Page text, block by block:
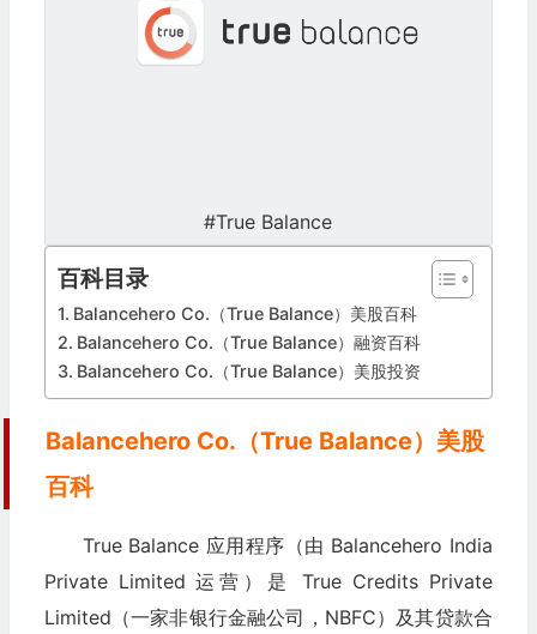
#True Balance
百科目录
Balancehero Co.（True Balance）美股百科
Balancehero Co.（True Balance）融资百科
Balancehero Co.（True Balance）美股投资
Balancehero Co.（True Balance）美股
百科
True Balance 应用程序（由 Balancehero India
Private Limited 运营）是 True Credits Private
Limited（一家非银行金融公司，NBFC）及其贷款合